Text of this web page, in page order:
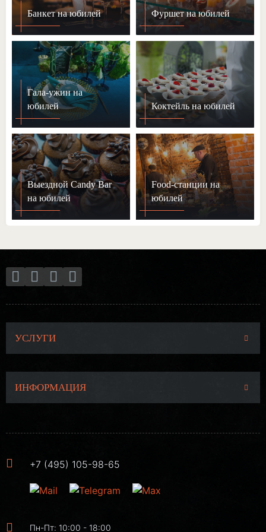
Банкет на юбилей Фуршет на юбилей
Гала-ужин на
юбилей
Коктейль на юбилей
Выездной Candy Bar
на юбилей
Food-станции на
юбилей
УСЛУГИ
ИНФОРМАЦИЯ
+7 (495) 105-98-65
Пн-Пт: 10:00 - 18:00